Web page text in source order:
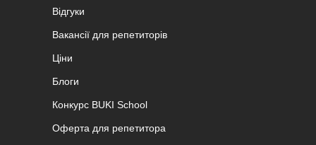
Відгуки
Вакансії для репетиторів
Ціни
Блоги
Конкурс BUKI School
Оферта для репетитора